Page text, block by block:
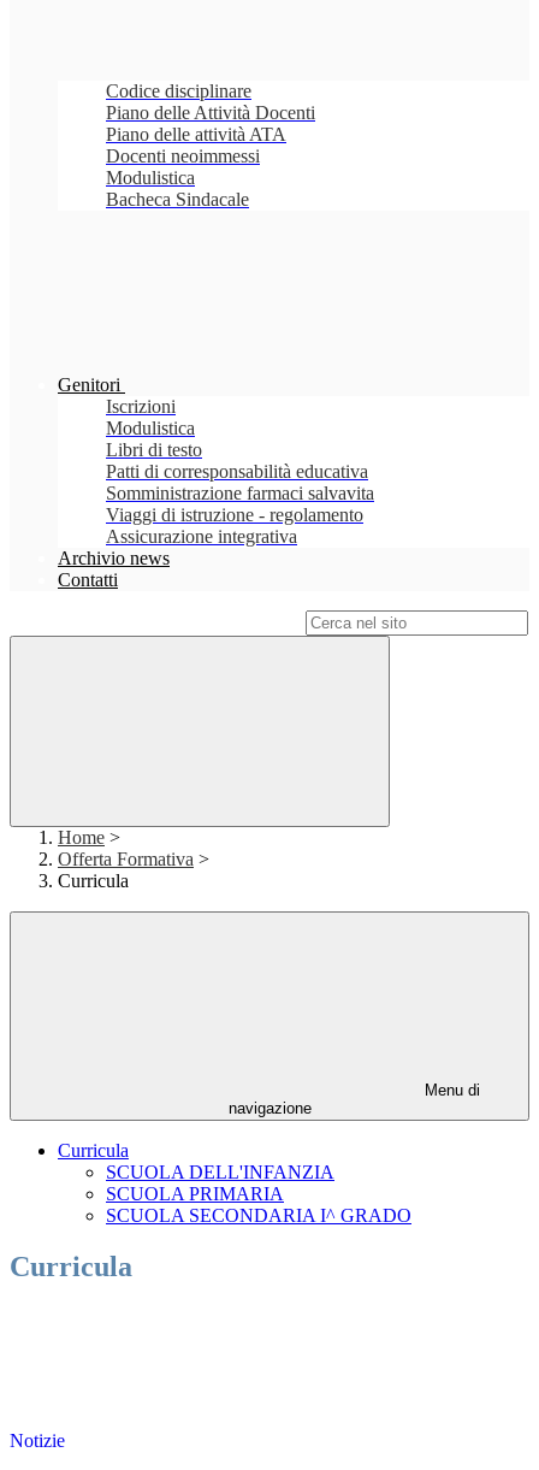
Codice disciplinare
Piano delle Attività Docenti
Piano delle attività ATA
Docenti neoimmessi
Modulistica
Bacheca Sindacale
Genitori
Iscrizioni
Modulistica
Libri di testo
Patti di corresponsabilità educativa
Somministrazione farmaci salvavita
Viaggi di istruzione - regolamento
Assicurazione integrativa
Archivio news
Contatti
Home >
Offerta Formativa >
Curricula
Menu di
navigazione
Curricula
SCUOLA DELL'INFANZIA
SCUOLA PRIMARIA
SCUOLA SECONDARIA I^ GRADO
Curricula
Notizie